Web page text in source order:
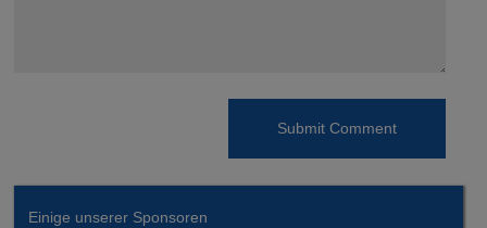
Einige unserer Sponsoren